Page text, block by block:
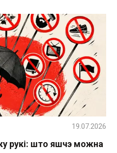
рукі: што яшчэ можна
19.07.2026